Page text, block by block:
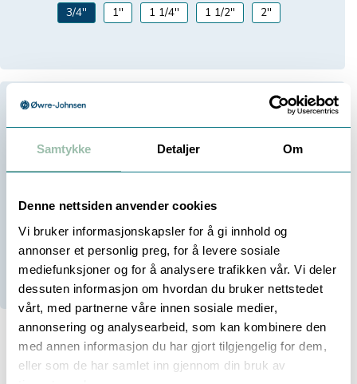
Samtykke Detaljer Om
Denne nettsiden anvender cookies
Vi bruker informasjonskapsler for å gi innhold og
annonser et personlig preg, for å levere sosiale
mediefunksjoner og for å analysere trafikken vår. Vi deler
dessuten informasjon om hvordan du bruker nettstedet
vårt, med partnerne våre innen sosiale medier,
annonsering og analysearbeid, som kan kombinere den
med annen informasjon du har gjort tilgjengelig for dem,
eller som de har samlet inn gjennom din bruk av
3/4'' 1'' 1 1/4'' 1 1/2'' 2''
1 082,00
- +
20+På lager
20+Stk i Trondheim